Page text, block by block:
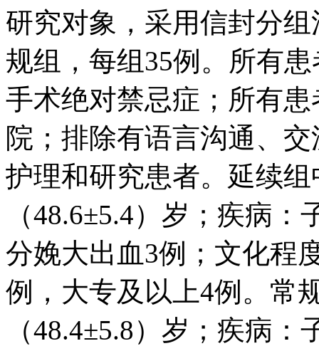
研究对象，采用信封分
规组，每组35例。所有
手术绝对禁忌症；所有
院；排除有语言沟通、
护理和研究患者。延续
（48.6±5.4）岁；疾病
分娩大出血3例；文化程
例，大专及以上4例。常
（48.4±5.8）岁；疾病